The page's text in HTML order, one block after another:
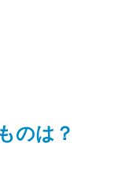
のは？